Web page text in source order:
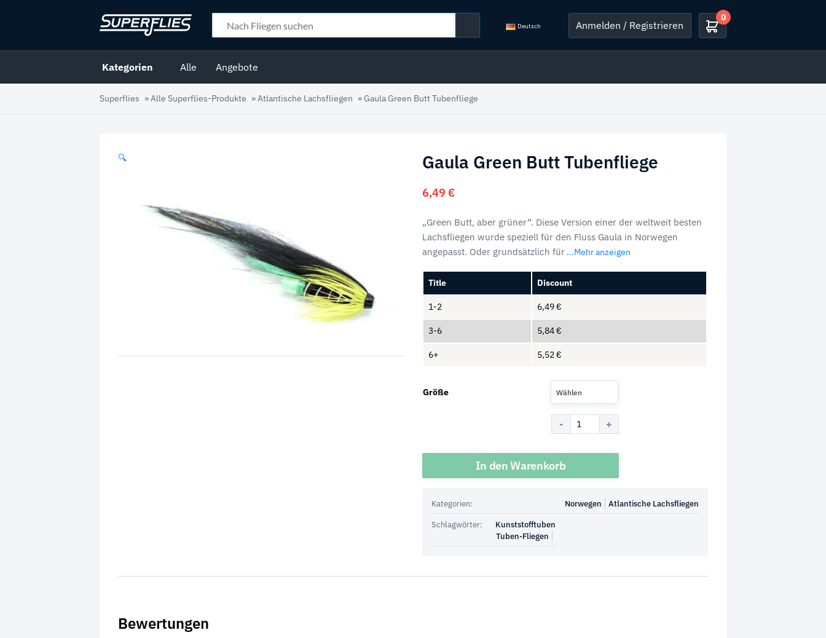
Deutsch Anmelden / Registrieren
0
Kategorien Alle Angebote
Superflies »Alle Superflies-Produkte »Atlantische Lachsfliegen » Gaula Green Butt Tubenfliege
🔍 Gaula Green Butt Tubenfliege
6,49 €
„Green Butt, aber grüner“. Diese Version einer der weltweit besten
Lachsfliegen wurde speziell für den Fluss Gaula in Norwegen
angepasst. Oder grundsätzlich für ...Mehr anzeigen
Title Discount
1-2 6,49€
3-6 5,84€
6+ 5,52€
Größe Wählen
In den Warenkorb
Kategorien: Atlantische Lachsfliegen
Norwegen
Schlagwörter:
Kunststofftuben
Tuben-Fliegen
Bewertungen